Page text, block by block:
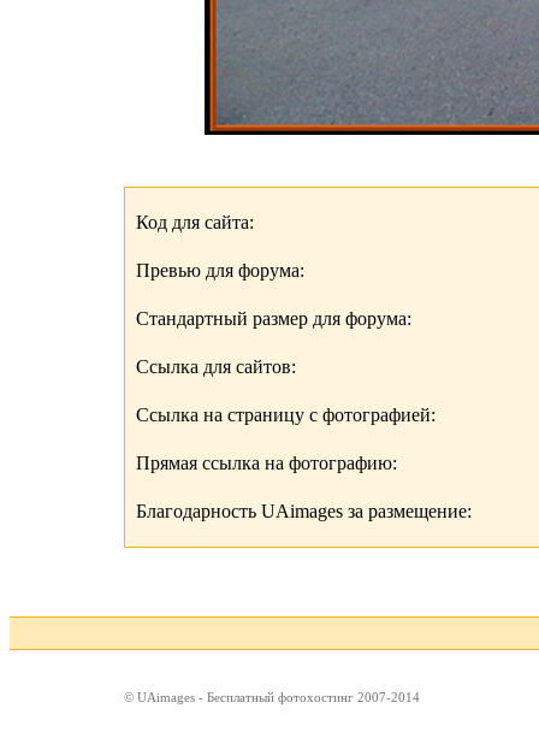
Код для сайта:
Превью для форума:
Стандартный размер для форума:
Ссылка для сайтов:
Ссылка на страницу с фотографией:
Прямая ссылка на фотографию:
Благодарность UAimages за размещение:
© UAimages - Бесплатный фотохостинг 2007-2014